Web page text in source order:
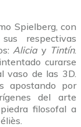
Spielberg, con
respectivas
Aliciay Tintín.
curarse
vaso de las 3D.
apostando por
del arte
filosofal a